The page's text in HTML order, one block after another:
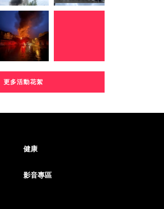
更多活動花絮
健康
影音專區